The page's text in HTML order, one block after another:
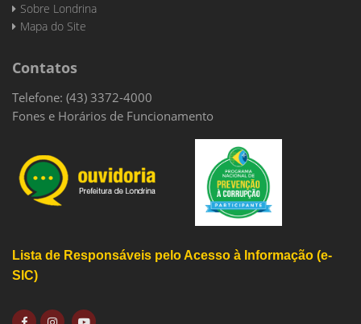
Sobre Londrina
Mapa do Site
Contatos
Telefone: (43) 3372-4000
Fones e Horários de Funcionamento
Lista de Responsáveis pelo Acesso à Informação (e-
SIC)